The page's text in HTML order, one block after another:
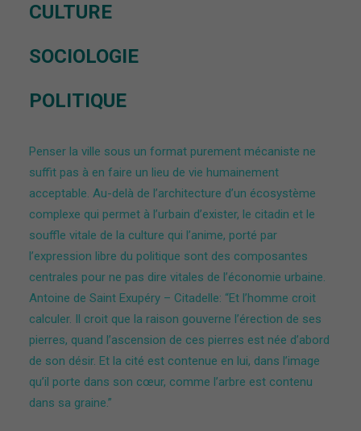
CULTURE
SOCIOLOGIE
POLITIQUE
Penser la ville sous un format purement mécaniste ne
suffit pas à en faire un lieu de vie humainement
acceptable. Au-delà de l’architecture d’un écosystème
complexe qui permet à l’urbain d’exister, le citadin et le
souffle vitale de la culture qui l’anime, porté par
l’expression libre du politique sont des composantes
centrales pour ne pas dire vitales de l’économie urbaine.
Antoine de Saint Exupéry – Citadelle: “Et l’homme croit
calculer. Il croit que la raison gouverne l’érection de ses
pierres, quand l’ascension de ces pierres est née d’abord
de son désir. Et la cité est contenue en lui, dans l’image
qu’il porte dans son cœur, comme l’arbre est contenu
dans sa graine.”